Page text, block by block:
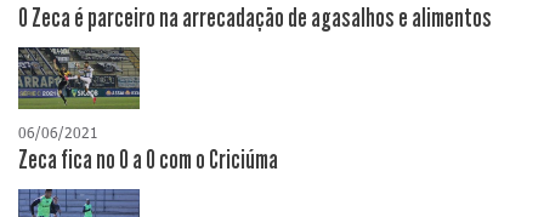
O Zeca é parceiro na arrecadação de agasalhos e alimentos
06/06/2021
Zeca fica no 0 a 0 com o Criciúma